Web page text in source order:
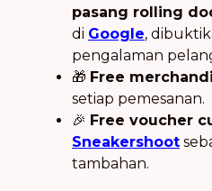
pasang rolling
di Google,
pengalaman
🎁 Free
setiap pemesanan.
🎉 Free voucher
Sneakershoot
tambahan.